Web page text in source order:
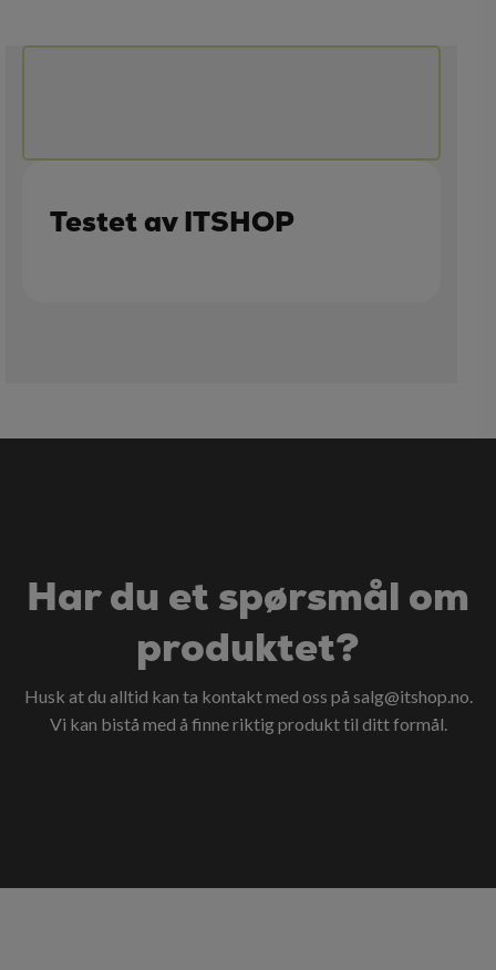
Testet av ITSHOP
Har du et spørsmål om
produktet?
Husk at du alltid kan ta kontakt med oss på salg@itshop.no.
Vi kan bistå med å finne riktig produkt til ditt formål.